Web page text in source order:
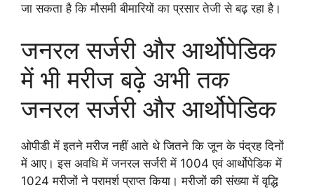
जा सकता है कि मौसमी बीमारियों का प्रसार तेजी से बढ़ रहा है।
जनरल सर्जरी और आर्थोपेडिक
में भी मरीज बढ़े अभी तक
जनरल सर्जरी और आर्थोपेडिक
ओपीडी में इतने मरीज नहीं आते थे जितने कि जून के पंद्रह दिनों
में आए। इस अवधि में जनरल सर्जरी में 1004 एवं आर्थोपेडिक में
1024 मरीजों ने परामर्श प्राप्त किया। मरीजों की संख्या में वृद्धि